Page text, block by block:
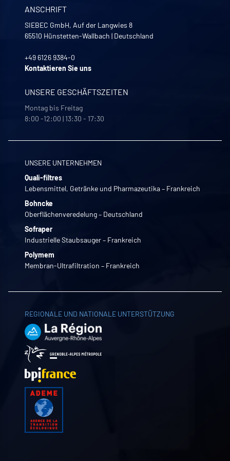
ANSCHRIFT
SIEBEC GmbH, Auf der Langwies 8
65510 Hünstetten-Wallbach | Deutschland
+49 6126 9384-0
Kontaktieren Sie uns
UNSERE GESCHÄFTSZEITEN
Montag bis Freitag
8:00 -12:00 | 13:30 - 17:30
UNSERE UNTERNEHMEN
Quali-filtres
Lebensmittel, Getränke und Pharmazeutika – Frankreich
Bohncke
Oberflächenveredelung – Deutschland
Sofraper
Industrielle Staubsauger – Frankreich
Polymem
Membran-Ultrafiltration – Frankreich
REGIONALE UND NATIONALE UNTERSTÜTZUNG